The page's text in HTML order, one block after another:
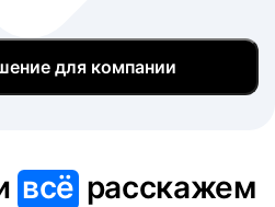
для компании
всё расскажем